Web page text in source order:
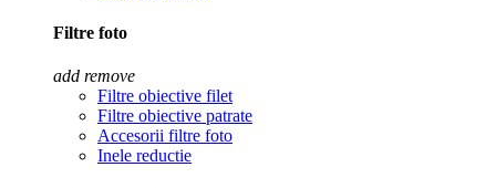
Filtre foto
add remove
Filtre obiective filet
Filtre obiective patrate
Accesorii filtre foto
Inele reductie